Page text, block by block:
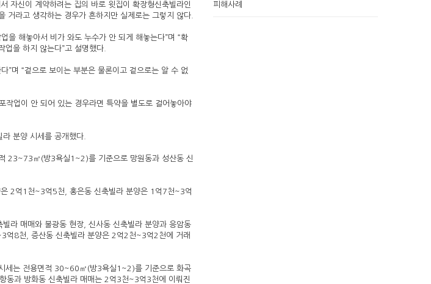
자신이 계약하려는 집의 바로 윗집이 확장형신축빌라인
거라고 생각하는 경우가 흔하지만 실제로는 그렇지 않다.
을 해놓아서 비가 와도 누수가 안 되게 해놓는다”며 “확
을 하지 않는다”고 설명했다.
”며 “겉으로 보이는 부분은 물론이고 겉으로는 알 수 없
작업이 안 되어 있는 경우라면 특약을 별도로 걸어놓아야
분양 시세를 공개했다.
23~73㎡(방3욕실1~2)를 기준으로 망원동과 성산동 신
2억1천~3억5천, 홍은동 신축빌라 분양은 1억7천~3억
라 매매와 불광동 현장, 신사동 신축빌라 분양과 응암동
억8천, 증산동 신축빌라 분양은 2억2천~3억2천에 거래
세는 전용면적 30~60㎡(방3욕실1~2)를 기준으로 화곡
과 방화동 신축빌라 매매는 2억3천~3억3천에 이뤄진
피해사례